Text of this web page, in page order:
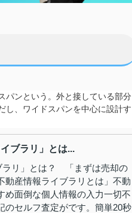
パンという。外と接している部分
し、ワイドスパンを中心に設計す
ブラリ」とは...
ラリ」とは？ 「まずは売却の
産情報ライブラリとは」不動
め面倒な個人情報の入力一切不
のセルフ査定がです。簡単20秒